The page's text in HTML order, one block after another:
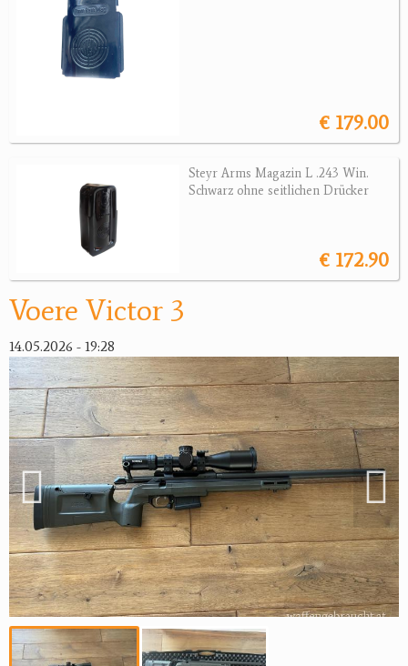
Munition
Jagdreviere
Bücher, Videos
Antikes
Geschenke
Reviereinrichtungen
€ 179.00
Steyr Arms Magazin L .243 Win.
Schwarz ohne seitlichen Drücker
€ 172.90
Voere Victor 3
14.05.2026 - 19:28